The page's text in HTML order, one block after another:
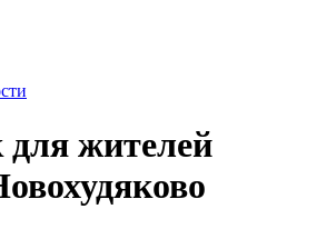
жителей